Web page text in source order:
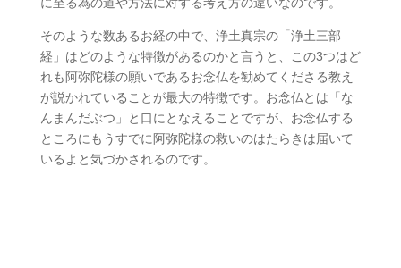
そのような数あるお経の中で、浄土真宗の「浄土三部
経」はどのような特徴があるのかと言うと、この3つはど
れも阿弥陀様の願いであるお念仏を勧めてくださる教え
が説かれていることが最大の特徴です。お念仏とは「な
んまんだぶつ」と口にとなえることですが、お念仏する
ところにもうすでに阿弥陀様の救いのはたらきは届いて
いるよと気づかされるのです。